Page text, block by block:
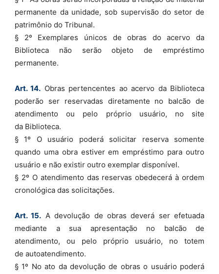
permanente da unidade, sob supervisão do setor de
patrimônio do Tribunal.
§ 2º Exemplares únicos de obras do acervo da
Biblioteca não serão objeto de empréstimo
permanente.
Art. 14. Obras pertencentes ao acervo da Biblioteca
poderão ser reservadas diretamente no balcão de
atendimento ou pelo próprio usuário, no site
da Biblioteca.
§ 1º O usuário poderá solicitar reserva somente
quando uma obra estiver em empréstimo para outro
usuário e não existir outro exemplar disponível.
§ 2º O atendimento das reservas obedecerá à ordem
cronológica das solicitações.
Art. 15. A devolução de obras deverá ser efetuada
mediante a sua apresentação no balcão de
atendimento, ou pelo próprio usuário, no totem
de autoatendimento.
§ 1º No ato da devolução de obras o usuário poderá